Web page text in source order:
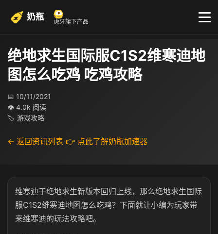
奶瓶 虎牙旗下产品
绝地求生国际服C1S2维寒迪地
图怎么吃鸡 吃鸡攻略
📅 10/11/2021
👁 4.0k 阅读
🏷 游戏攻略
← 返回资讯列表 👉 点此了解奶瓶加速器
维寒迪于绝地求生新版本回归上线，那么绝地求生国际
服C1S2维寒迪地图怎么吃鸡？下面就让小编为玩家带
来维寒迪的玩法攻略吧。